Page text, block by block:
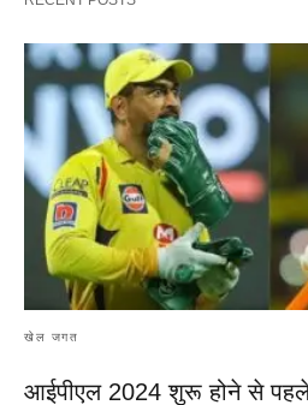
खेल जगत
आईपीएल 2024 शुरू होने से पहले